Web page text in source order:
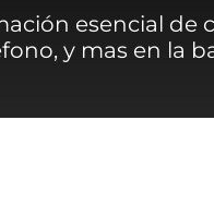
esencial
y mas en la